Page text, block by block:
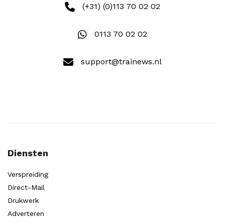
(+31) (0)113 70 02 02
0113 70 02 02
support@trainews.nl
Diensten
Verspreiding
Direct-Mail
Drukwerk
Adverteren